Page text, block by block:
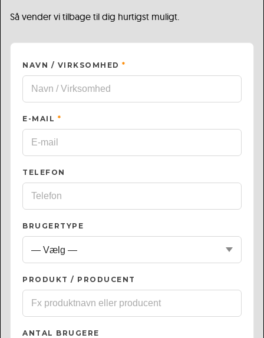
Så vender vi tilbage til dig hurtigst muligt.
NAVN / VIRKSOMHED *
E-MAIL *
TELEFON
BRUGERTYPE
PRODUKT / PRODUCENT
ANTAL BRUGERE